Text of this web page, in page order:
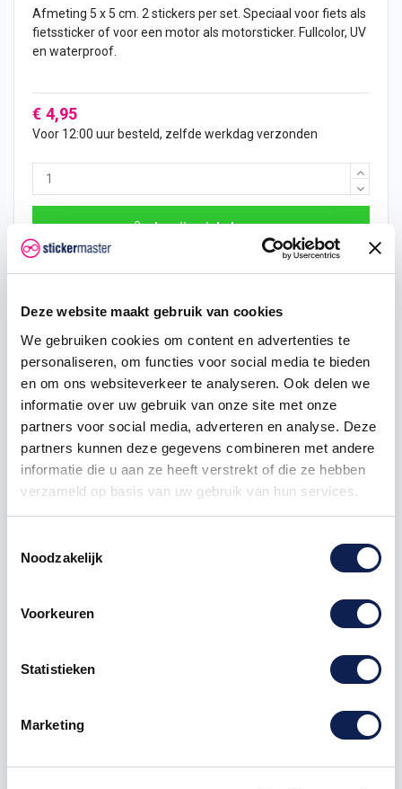
Deze website maakt gebruik van cookies
We gebruiken cookies om content en advertenties te
personaliseren, om functies voor social media te bieden
en om ons websiteverkeer te analyseren. Ook delen we
informatie over uw gebruik van onze site met onze
partners voor social media, adverteren en analyse. Deze
partners kunnen deze gegevens combineren met andere
informatie die u aan ze heeft verstrekt of die ze hebben
verzameld op basis van uw gebruik van hun services.
Noodzakelijk
Voorkeuren
Statistieken
Marketing
Afmeting 5 x 5 cm. 2 stickers per set. Speciaal voor fiets als
fietsstickerof voor een motor als motorsticker. Fullcolor, UV
en waterproof.
€ 4,95
Voor 12:00 uur besteld, zelfde werkdag verzonden
In mijn winkelwagen
100 € 2,62 € 232,65
500 € 1,93 € 1.509,75
sticker Alarm gps Motor fiets Scooter autosticker
fietsbeveiliging
Afmetingstickers: 5 x 5 cm